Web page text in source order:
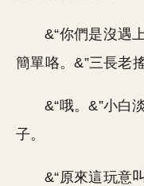
&“你們是沒遇
簡單咯。&”三長老
&“哦。&”小白
子。
&“原來這玩意